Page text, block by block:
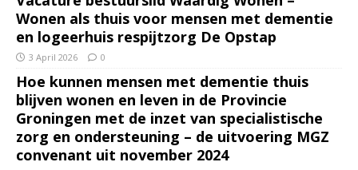
Wonen als thuis voor mensen met dementie
en logeerhuis respijtzorg De Opstap
3 April 2026 0
Hoe kunnen mensen met dementie thuis
blijven wonen en leven in de Provincie
Groningen met de inzet van specialistische
zorg en ondersteuning – de uitvoering MGZ
convenant uit november 2024